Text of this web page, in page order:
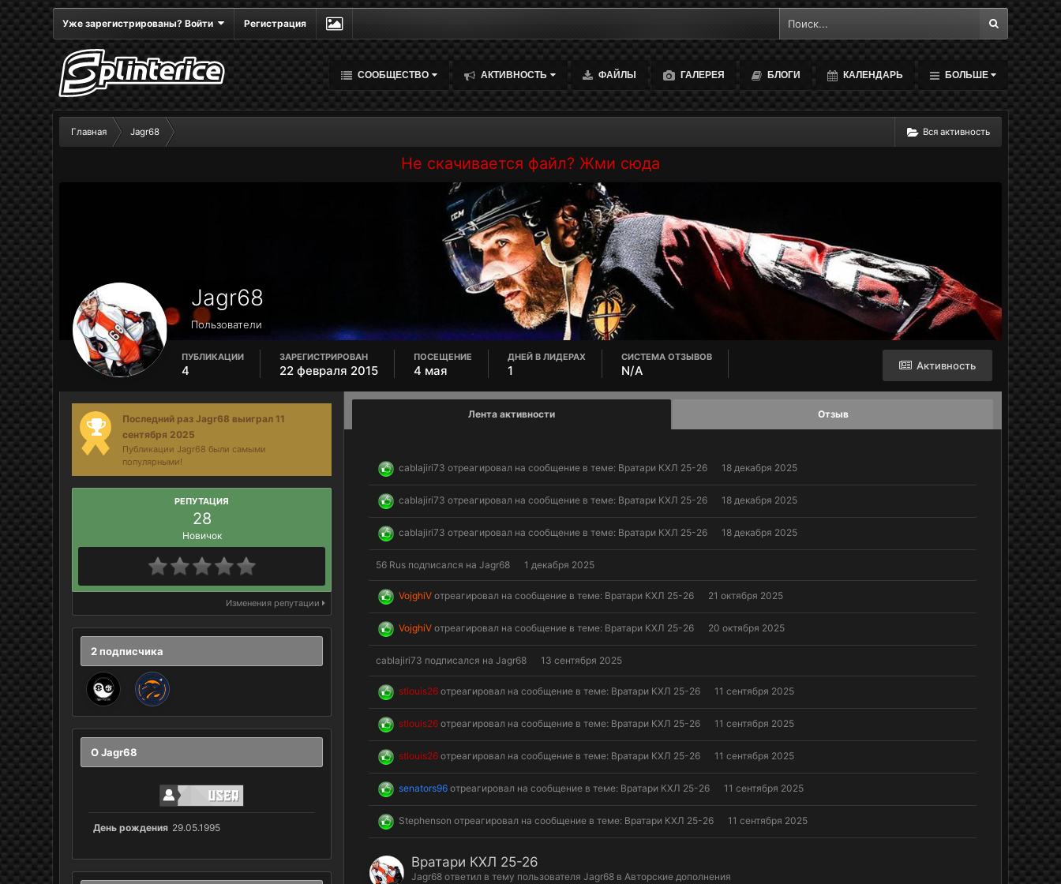
Уже зарегистрированы? Войти Регистрация
СООБЩЕСТВО АКТИВНОСТЬ ФАЙЛЫ ГАЛЕРЕЯ БЛОГИ КАЛЕНДАРЬ БОЛЬШЕ
Вся активность
Главная Jagr68
Не скачивается файл? Жми сюда
Jagr68
Пользователи
Активность
ПУБЛИКАЦИИ
4
ЗАРЕГИСТРИРОВАН
22 февраля 2015
ПОСЕЩЕНИЕ
4 мая
ДНЕЙ В ЛИДЕРАХ
1
СИСТЕМА ОТЗЫВОВ
N/A
Последний раз Jagr68 выиграл 11
сентября 2025
Публикации Jagr68 были самыми
популярными!
РЕПУТАЦИЯ
28
Новичок
Изменения репутации
2 подписчика
О Jagr68
День рождения 29.05.1995
Лента активности Отзыв
cablajiri73 отреагировал на сообщение в теме: Вратари КХЛ 25-26 18 декабря 2025
cablajiri73 отреагировал на сообщение в теме: Вратари КХЛ 25-26 18 декабря 2025
cablajiri73 отреагировал на сообщение в теме: Вратари КХЛ 25-26 18 декабря 2025
56 Rus подписался наJagr68 1 декабря 2025
VojghiV отреагировал на сообщение в теме: Вратари КХЛ 25-26 21 октября 2025
VojghiV отреагировал на сообщение в теме: Вратари КХЛ 25-26 20 октября 2025
cablajiri73 подписался наJagr68 13 сентября 2025
stlouis26 отреагировал на сообщение в теме: Вратари КХЛ 25-26 11 сентября 2025
stlouis26 отреагировал на сообщение в теме: Вратари КХЛ 25-26 11 сентября 2025
stlouis26 отреагировал на сообщение в теме: Вратари КХЛ 25-26 11 сентября 2025
senators96 отреагировал на сообщение в теме: Вратари КХЛ 25-26 11 сентября 2025
Stephenson отреагировал на сообщение в теме: Вратари КХЛ 25-26 11 сентября 2025
Вратари КХЛ 25-26
Jagr68 ответил в тему пользователяJagr68 вАвторские дополнения